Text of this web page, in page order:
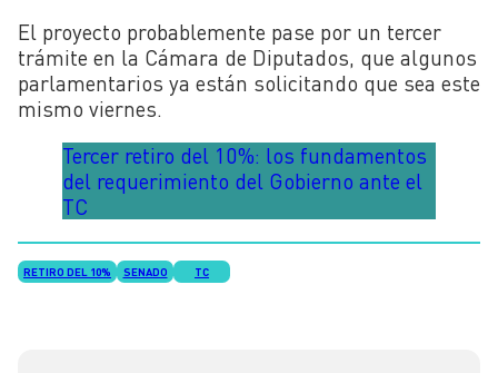
El proyecto probablemente pase por un tercer
trámite en la Cámara de Diputados, que algunos
parlamentarios ya están solicitando que sea este
mismo viernes.
Tercer retiro del 10%: los fundamentos
del requerimiento del Gobierno ante el
TC
RETIRO DEL 10% SENADO TC